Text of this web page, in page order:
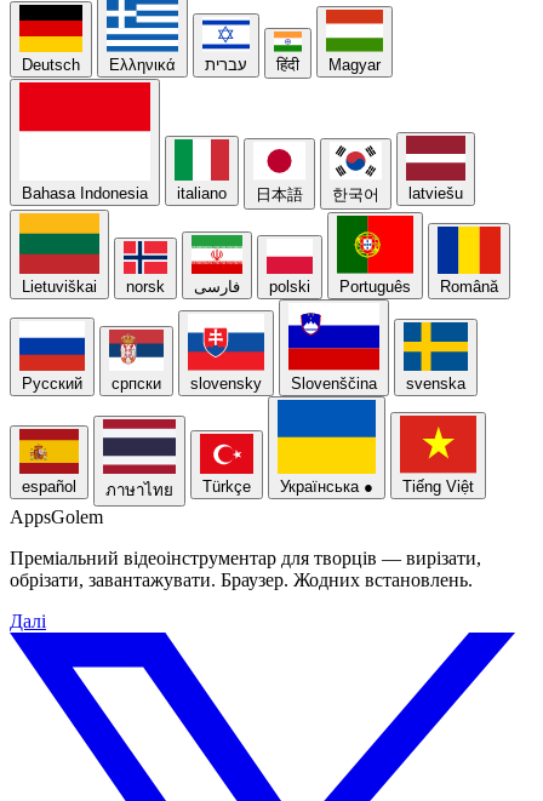
Deutsch Ελληνικά עברית हिंदी Magyar
Bahasa Indonesia italiano 日本語 한국어 latviešu
Lietuviškai norsk فارسی polski Português Română
Русский српски slovensky Slovenščina svenska
español ภาษาไทย Türkçe Українська ● Tiếng Việt
AppsGolem
Преміальний відеоінструментар для творців — вирізати,
обрізати, завантажувати. Браузер. Жодних встановлень.
Далі